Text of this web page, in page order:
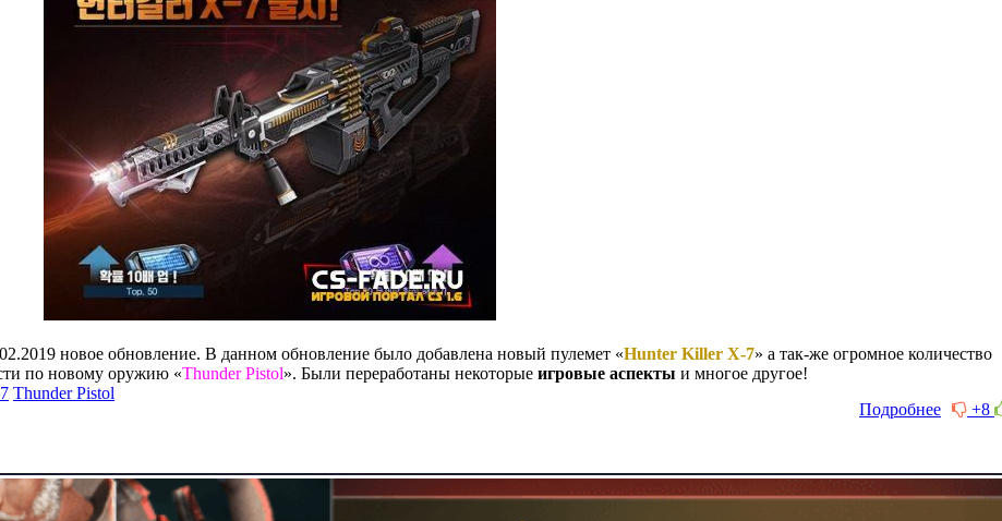
новое обновление. В данном обновление было добавлена новый пулемет «Hunter Killer X-7» а так-же огромное количество
по новому оружию «Thunder Pistol». Были переработаны некоторые игровые аспекты и многое другое!
Thunder Pistol
+8
Подробнее